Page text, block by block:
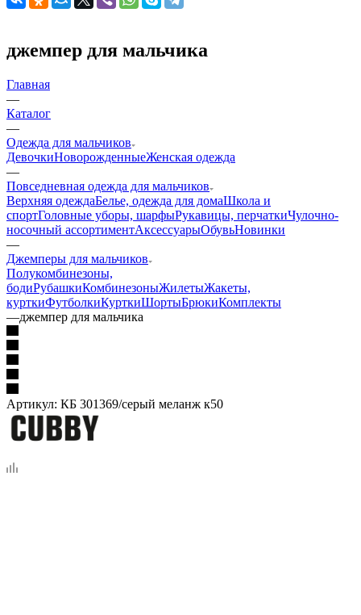
джемпер для мальчика
Главная
—
Каталог
—
Одежда для мальчиков
ДевочкиНоворожденныеЖенская одежда
—
Повседневная одежда для мальчиков
Верхняя одеждаБелье, одежда для домаШкола и
спортГоловные уборы, шарфыРукавицы, перчаткиЧулочно-
носочный ассортиментАксессуарыОбувьНовинки
—
Джемперы для мальчиков
Полукомбинезоны,
бодиРубашкиКомбинезоныЖилетыЖакеты,
курткиФутболкиКурткиШортыБрюкиКомплекты
—джемпер для мальчика
Артикул: КБ 301369/серый меланж к50